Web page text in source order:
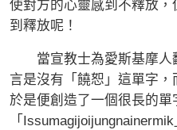
使對方的心靈感到不釋放
到釋放呢！
當宣教士為愛斯基摩人
言是沒有「饒恕」這單字，
於是便創造了一個很長的單
「